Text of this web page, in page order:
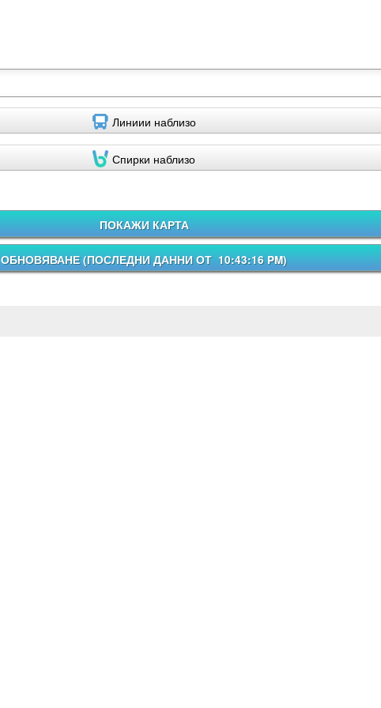
Линиии наблизо
Спирки наблизо
ПОКАЖИ КАРТА
ОБНОВЯВАНЕ (ПОСЛЕДНИ ДАННИ ОТ 10:43:16 PM)